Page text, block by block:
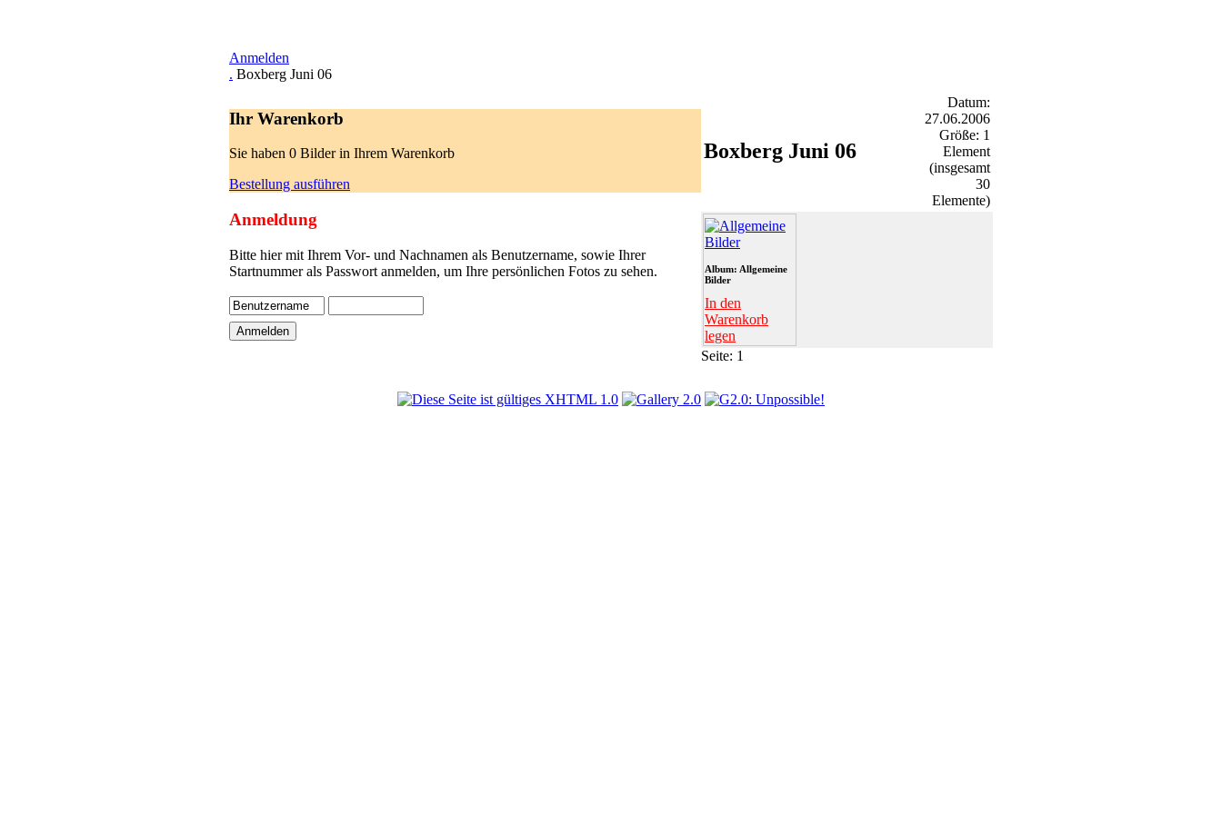
Anmelden
. Boxberg Juni 06
Ihr Warenkorb
Sie haben 0 Bilder in Ihrem Warenkorb
Bestellung ausführen
Anmeldung
Bitte hier mit Ihrem Vor- und Nachnamen als Benutzername, sowie Ihrer
Startnummer als Passwort anmelden, um Ihre persönlichen Fotos zu sehen.
Boxberg Juni 06
Datum:
27.06.2006
Größe: 1
Element
(insgesamt
30
Elemente)
Album: Allgemeine
Bilder
In den
Warenkorb
legen
Seite: 1